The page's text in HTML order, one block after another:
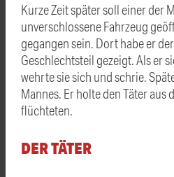
Kurze Zeit später soll einer der
unverschlossene Fahrzeug
gegangen sein. Dort habe er
Geschlechtsteil gezeigt. Als er
wehrte sie sich und schrie.
Mannes. Er holte den Täter aus
flüchteten.
DER TÄTER